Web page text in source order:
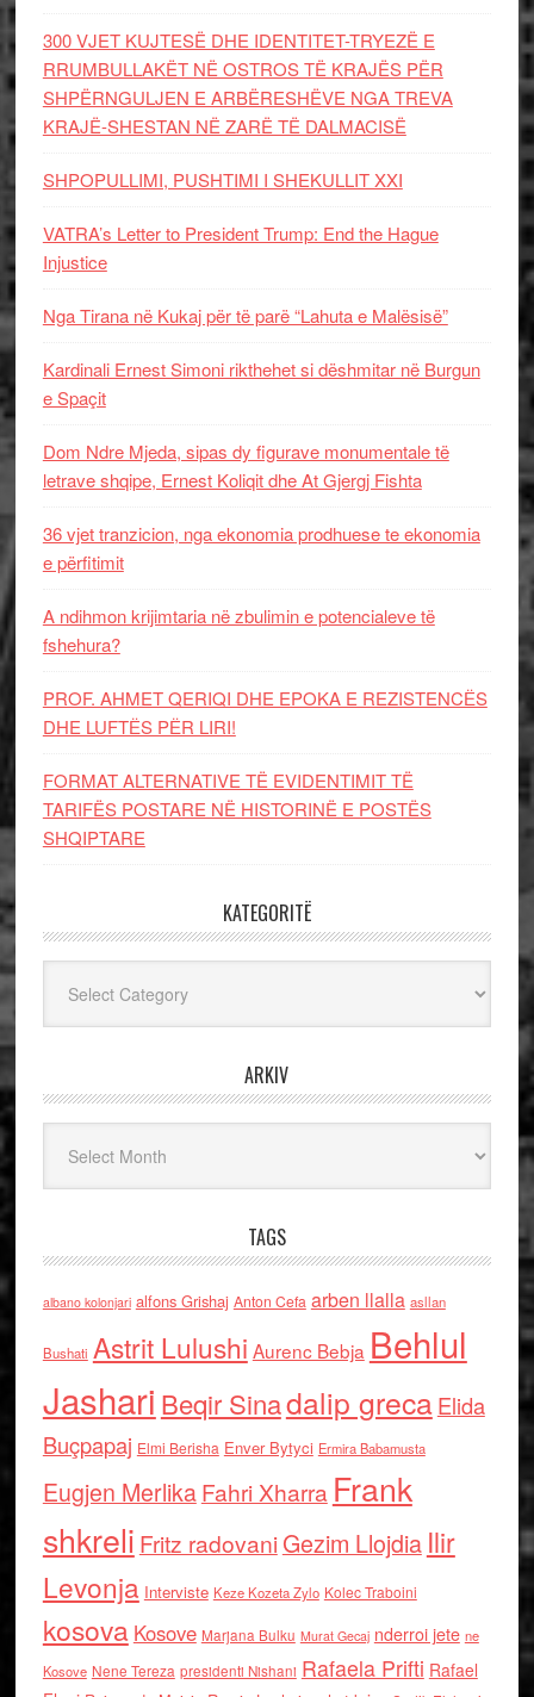
300 VJET KUJTESË DHE IDENTITET-TRYEZË E
RRUMBULLAKËT NË OSTROS TË KRAJËS PËR
SHPËRNGULJEN E ARBËRESHËVE NGA TREVA
KRAJË-SHESTAN NË ZARË TË DALMACISË
SHPOPULLIMI, PUSHTIMI I SHEKULLIT XXI
VATRA’s Letter to President Trump: End the Hague
Injustice
Nga Tirana në Kukaj për të parë “Lahuta e Malësisë”
Kardinali Ernest Simoni rikthehet si dëshmitar në Burgun
e Spaçit
Dom Ndre Mjeda, sipas dy figurave monumentale të
letrave shqipe, Ernest Koliqit dhe At Gjergj Fishta
36 vjet tranzicion, nga ekonomia prodhuese te ekonomia
e përfitimit
A ndihmon krijimtaria në zbulimin e potencialeve të
fshehura?
PROF. AHMET QERIQI DHE EPOKA E REZISTENCЁS
DHE LUFTЁS PЁR LIRI!
FORMAT ALTERNATIVE TË EVIDENTIMIT TË
TARIFËS POSTARE NË HISTORINË E POSTËS
SHQIPTARE
KATEGORITË
ARKIV
TAGS
albano kolonjari alfons Grishaj Anton Cefa arben llalla asllan
Bushati Astrit Lulushi Aurenc Bebja Behlul
Jashari Beqir Sinadalip grecaElida
Buçpapaj Elmi Berisha Enver Bytyci Ermira Babamusta
Eugjen MerlikaFahri Xharra Frank
shkreli Fritz radovaniGezim Llojdia Ilir
Levonja Interviste Keze Kozeta Zylo Kolec Traboini
kosova Kosove Marjana Bulku Murat Gecaj nderroi jete ne
Kosove Nene Tereza presidenti Nishani Rafaela Prifti Rafael